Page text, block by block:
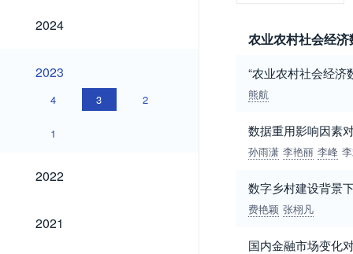
2024
2024
2023
2023
4 3 2
1
2022
2022
2021
2021
农业农村社会经
“农业农村社会经济
熊航
数据重用影响因素
孙雨潇 李艳丽 李峰
数字乡村建设背景
费艳颖 张栩凡
国内金融市场变化